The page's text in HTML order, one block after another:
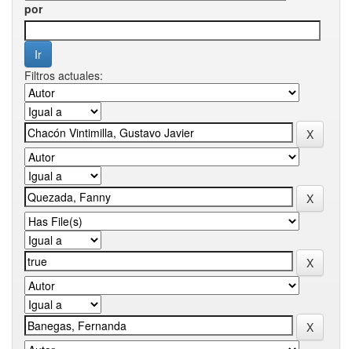
por
Filtros actuales: